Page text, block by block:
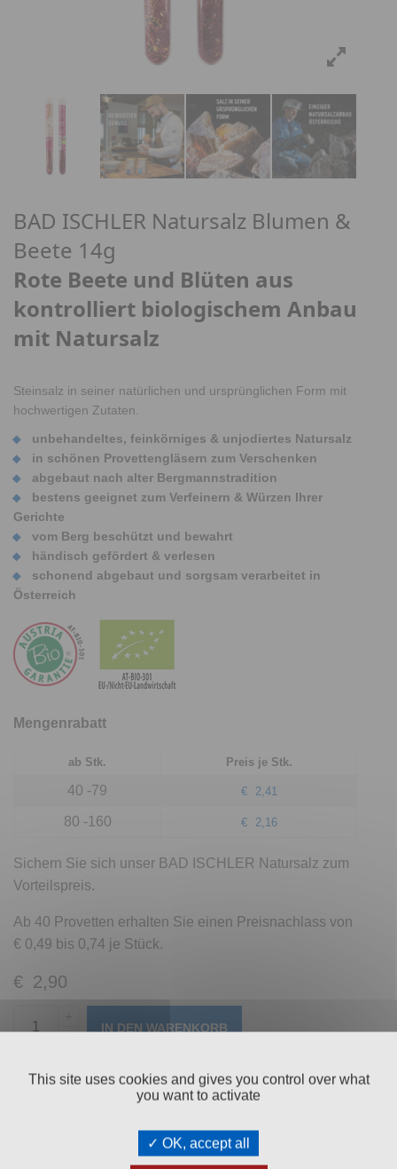
BAD ISCHLER Natursalz Blumen &
Beete 14g
Rote Beete und Blüten aus
kontrolliert biologischem Anbau
mit Natursalz
Steinsalz in seiner natürlichen und ursprünglichen Form mit
hochwertigen Zutaten.
unbehandeltes, feinkörniges & unjodiertes Natursalz
in schönen Provettengläsern zum Verschenken
abgebaut nach alter Bergmannstradition
bestens geeignet zum Verfeinern & Würzen Ihrer
Gerichte
vom Berg beschützt und bewahrt
händisch gefördert & verlesen
schonend abgebaut und sorgsam verarbeitet in
Österreich
Mengenrabatt
ab Stk. Preis je Stk.
40 -79 € 2,41
80 -160 € 2,16
Sichern Sie sich unser BAD ISCHLER Natursalz zum
Vorteilspreis.
Ab 40 Provetten erhalten Sie einen Preisnachlass von
€ 0,49 bis 0,74 je Stück.
€ 2,90
IN DEN WARENKORB
Artikelnummer:95202
This site uses cookies and gives you control over what
you want to activate
OK, accept all